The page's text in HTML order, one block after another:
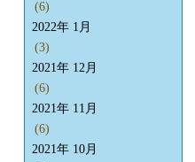
(6)
2022年 1月
(3)
2021年 12月
(6)
2021年 11月
(6)
2021年 10月